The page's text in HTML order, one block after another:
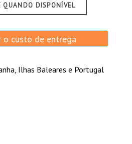
QUANDO DISPONÍVEL
o custo de entrega
Ilhas Baleares e Portugal